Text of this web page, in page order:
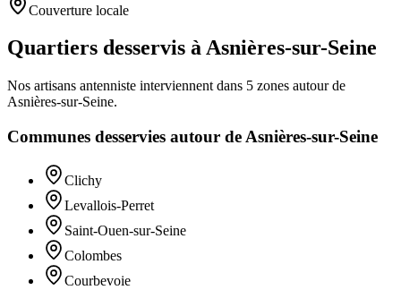
Couverture locale
Quartiers desservis à Asnières-sur-Seine
Nos artisans antenniste interviennent dans 5 zones autour de
Asnières-sur-Seine.
Communes desservies autour de Asnières-sur-Seine
Clichy
Levallois-Perret
Saint-Ouen-sur-Seine
Colombes
Courbevoie